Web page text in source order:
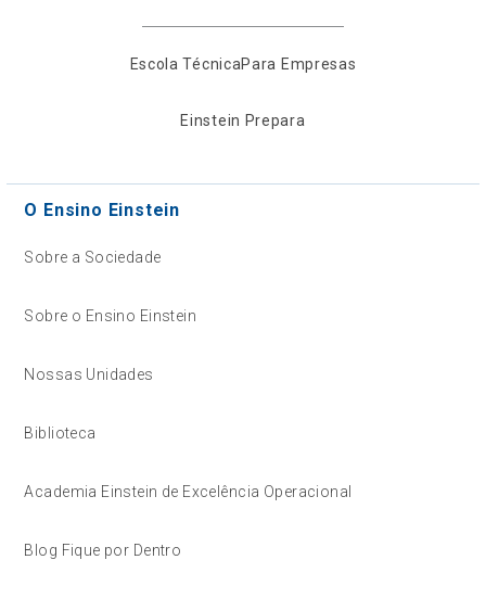
Escola TécnicaPara Empresas
Einstein Prepara
O Ensino Einstein
Sobre a Sociedade
Sobre o Ensino Einstein
Nossas Unidades
Biblioteca
Academia Einstein de Excelência Operacional
Blog Fique por Dentro